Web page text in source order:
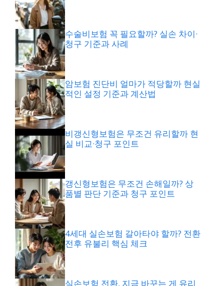
수술비보험 꼭 필요할까? 실손 차이·
청구 기준과 사례
암보험 진단비 얼마가 적당할까 현실
적인 설정 기준과 계산법
비갱신형보험은 무조건 유리할까 현
실 비교·청구 포인트
갱신형보험은 무조건 손해일까? 상
품별 판단 기준과 청구 포인트
4세대 실손보험 갈아타야 할까? 전환
전후 유불리 핵심 체크
실손보험 전환, 지금 바꾸는 게 유리